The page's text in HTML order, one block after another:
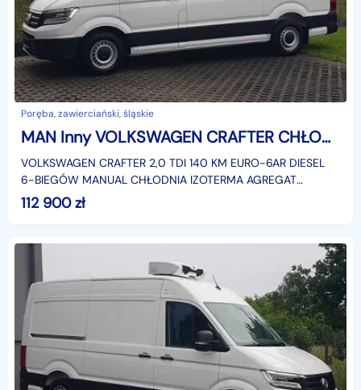
Poręba, zawierciański, śląskie
MAN Inny VOLKSWAGEN CRAFTER CHŁODNIA AGREGAT FUNKCJA GRZANIA ZANOTTI Z350 KLIMA
VOLKSWAGEN CRAFTER 2,0 TDI 140 KM EURO-6AR DIESEL
6-BIEGÓW MANUAL CHŁODNIA IZOTERMA AGREGAT
ZANOTTI Z350 + FUNKCJA GRZANIA BLASZAK VAN FURGON
DŁUGI WYSOKI KLIMA
112 900zł